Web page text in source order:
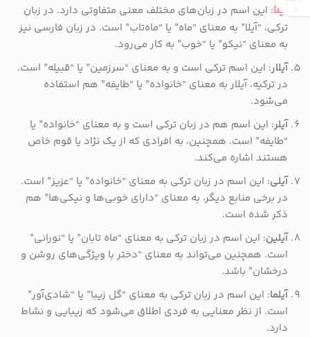
آیلا: این اسم در زبان‌های مختلف معنی متفاوتی دارد. در زبان
ترکی، “آیلا” به معنای “ماه” یا “ماه‌تاب” است. در زبان فارسی نیز
به معنای “نیکو” یا “خوب” به کار می‌رود.
آیلار: این اسم ترکی است و به معنای “سرزمین” یا “قبیله” است.
در ترکیه، آیلار به معنای “خانواده” یا “طایفه” هم استفاده
می‌شود.
آیلر: این اسم هم در زبان ترکی است و به معنای “خانواده” یا
“طایفه” است. همچنین، به افرادی که از یک نژاد یا قوم خاص
هستند اشاره می‌کند.
آیلی: این اسم در زبان ترکی به معنای “خانواده” یا “عزیز” است.
در برخی منابع دیگر، به معنای “دارای خوبی‌ها و نیکی‌ها” هم
ذکر شده است.
آیلین: این اسم در زبان ترکی به معنای “ماه تابان” یا “نورانی”
است. همچنین می‌تواند به معنای “دختر با ویژگی‌های روشن و
درخشان” باشد.
آیلما: این اسم در زبان ترکی به معنای “گل زیبا” یا “شادی‌آور”
است. از نظر معنایی به فردی اطلاق می‌شود که زیبایی و نشاط
دارد.